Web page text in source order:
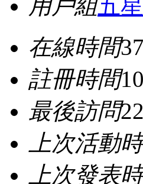
用戶組五
在線時間
註冊時間
最後訪問
上次活動
上次發表